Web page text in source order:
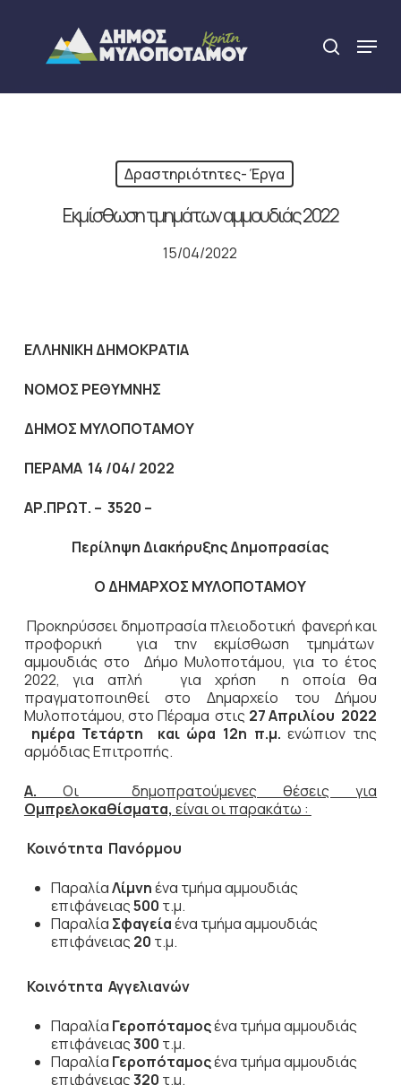
content
search
Menu
Δραστηριότητες- Έργα
Εκμίσθωση τμημάτων αμμουδιάς 2022
15/04/2022
ΕΛΛΗΝΙΚΗ ΔΗΜΟΚΡΑΤΙΑ
ΝΟΜΟΣ ΡΕΘΥΜΝΗΣ
ΔΗΜΟΣ ΜΥΛΟΠΟΤΑΜΟΥ
ΠΕΡΑΜΑ 14 /04/ 2022
ΑΡ.ΠΡΩΤ. – 3520 –
Περίληψη Διακήρυξης Δημοπρασίας
Ο ΔΗΜΑΡΧΟΣ ΜΥΛΟΠΟΤΑΜΟΥ
Προκηρύσσει δημοπρασία πλειοδοτική φανερή και
προφορική για την εκμίσθωση τμημάτων
αμμουδιάς στο Δήμο Μυλοποτάμου, για το έτος
2022, για απλή για χρήση η οποία θα
πραγματοποιηθεί στο Δημαρχείο του Δήμου
Μυλοποτάμου, στο Πέραμα στις 27 Απριλίου 2022
ημέρα Τετάρτη και ώρα 12η π.μ. ενώπιον της
αρμόδιας Επιτροπής.
Α.Οι δημοπρατούμενες θέσεις για
Ομπρελοκαθίσματα, είναι οι παρακάτω :
Κοινότητα Πανόρμου
ΠαραλίαΛίμνηένα τμήμα αμμουδιάς
επιφάνειας500 τ.μ.
Παραλία Σφαγείαένα τμήμα αμμουδιάς
επιφάνειας 20 τ.μ.
Κοινότητα Αγγελιανών
Παραλία Γεροπόταμοςένα τμήμα αμμουδιάς
επιφάνειας300 τ.μ.
Παραλία Γεροπόταμοςένα τμήμα αμμουδιάς
επιφάνειας320 τ.μ.
Close